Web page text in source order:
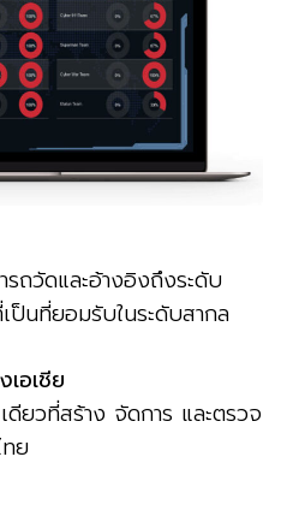
ถวัดและอ้างอิงถึงระดับ
ป็นที่ยอมรับในระดับสากล
อเชีย
ยวที่สร้าง จัดการ และตรวจ
ย